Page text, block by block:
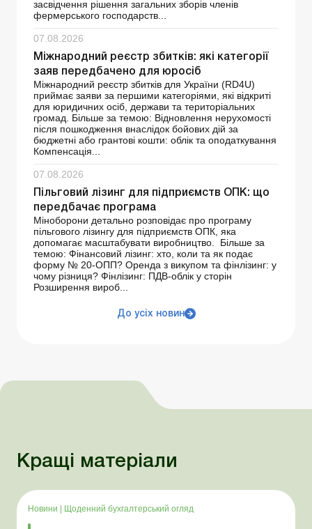
засвідчення рішення загальних зборів членів
фермерського господарств...
07.08.2026
Міжнародний реєстр збитків: які категорії
заяв передбачено для юросіб
Міжнародний реєстр збитків для України (RD4U)
приймає заяви за першими категоріями, які відкриті
для юридичних осіб, держави та територіальних
громад. Більше за темою: Відновлення нерухомості
після пошкодження внаслідок бойових дій за
бюджетні або грантові кошти: облік та оподаткування
Компенсація...
07.08.2026
Пільговий лізинг для підприємств ОПК: що
передбачає програма
Міноборони детально розповідає про програму
пільгового лізингу для підприємств ОПК, яка
допомагає масштабувати виробництво. Більше за
темою: Фінансовий лізинг: хто, коли та як подає
форму № 20-ОПП? Оренда з викупом та фінлізинг: у
чому різниця? Фінлізинг: ПДВ-облік у сторін
Розширення вироб...
До усіх новин
Кращі матеріали
Новини Щоденний бухгалтерський огляд